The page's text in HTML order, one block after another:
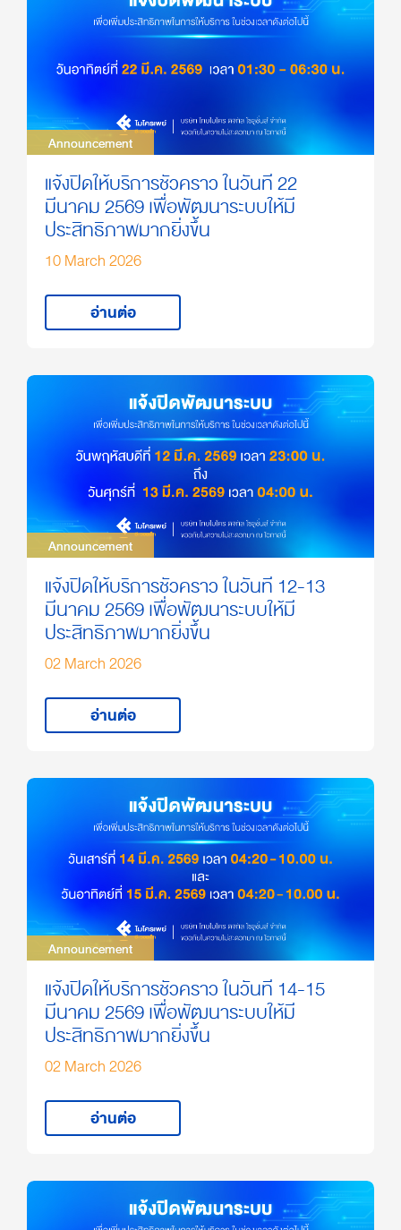
Announcement
Announcement
แจ้งปิดให้บริการชั่วคราว ในวันที่ 22
มีนาคม 2569 เพื่อพัฒนาระบบให้มี
ประสิทธิภาพมากยิ่งขึ้น
10 March 2026
อ่านต่อ
Announcement
Announcement
แจ้งปิดให้บริการชั่วคราว ในวันที่ 12-13
มีนาคม 2569 เพื่อพัฒนาระบบให้มี
ประสิทธิภาพมากยิ่งขึ้น
02 March 2026
อ่านต่อ
Announcement
Announcement
แจ้งปิดให้บริการชั่วคราว ในวันที่ 14-15
มีนาคม 2569 เพื่อพัฒนาระบบให้มี
ประสิทธิภาพมากยิ่งขึ้น
02 March 2026
อ่านต่อ